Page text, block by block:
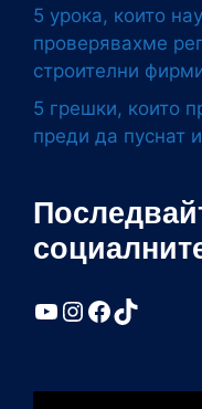
5 урока, които
проверявахме
строителни
5 грешки, които
преди да пуснат
YouTube
Instagram
Facebook
TikTok